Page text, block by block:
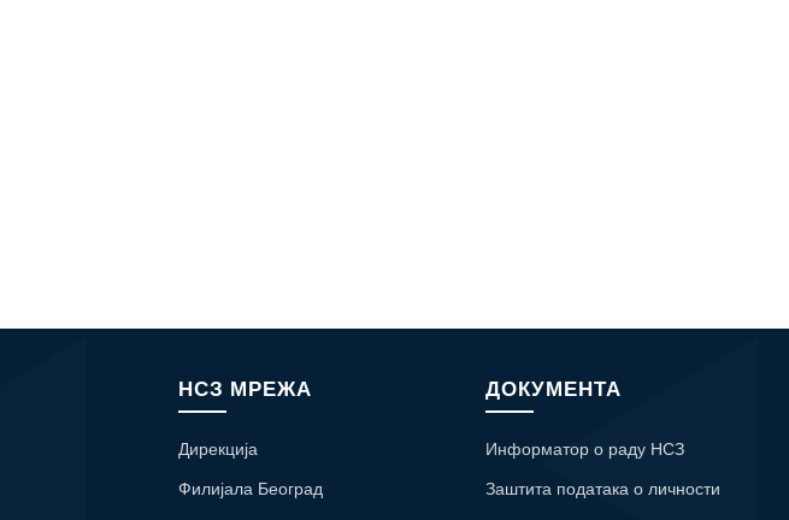
НСЗ МРЕЖА
Дирекција
Филијала Београд
ДОКУМЕНТА
Информатор о раду НСЗ
Заштита података о личности